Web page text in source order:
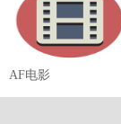
AF电影